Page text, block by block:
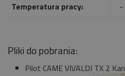
Temperatura pracy:
-
Pliki do pobrania:
Pilot CAME VIVALDI TX 2